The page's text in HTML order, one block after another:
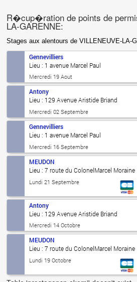
R�cup�ration de points de
LA-GARENNE:
Stages aux alentours de VILLENEUVE-LA-
Gennevilliers
Lieu : 1 avenue Marcel Paul
Mercredi 19 Aout
Antony
Lieu : 129 Avenue Aristide Briand
Mercredi 02 Septembre
Gennevilliers
Lieu : 1 avenue Marcel Paul
Mercredi 16 Septembre
MEUDON
Lieu : 7 route du ColonelMarcel Moraine
Lundi 21 Septembre
Antony
Lieu : 129 Avenue Aristide Briand
Mercredi 14 Octobre
MEUDON
Lieu : 7 route du ColonelMarcel Moraine
Lundi 19 Octobre